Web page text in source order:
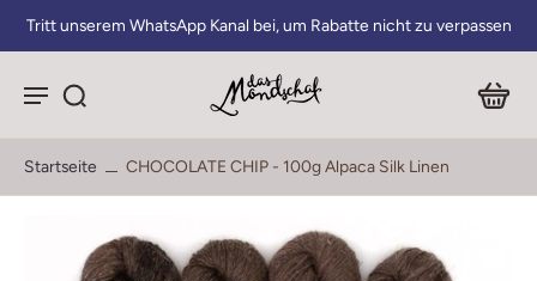
Tritt unserem WhatsApp Kanal bei, um Rabatte nicht zu verpassen
Startseite CHOCOLATE CHIP - 100g Alpaca Silk Linen